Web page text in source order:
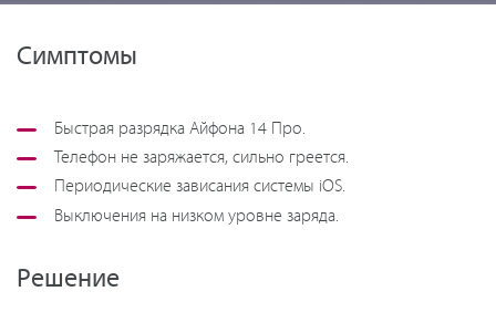
Симптомы
Быстрая разрядка Айфона 14 Про.
Телефон не заряжается, сильно греется.
Периодические зависания системы iOS.
Выключения на низком уровне заряда.
Решение